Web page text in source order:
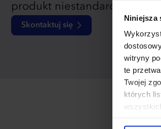
Niniejsza
witryny
te
Twojej
których
produkt niestandardowy.
Skontaktuj się